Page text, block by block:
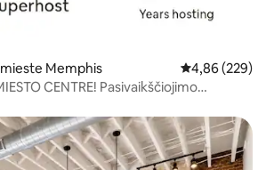
Memphis Vidutinis
4,86 (229)
CENTRE! Pasivaikščiojimo